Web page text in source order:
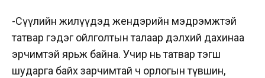
-Сүүлийн жилүүдэд жендэрийн мэдрэмжтэй
татвар гэдэг ойлголтын талаар дэлхий дахинаа
эрчимтэй ярьж байна. Учир нь татвар тэгш
шударга байх зарчимтай ч орлогын түвшин,